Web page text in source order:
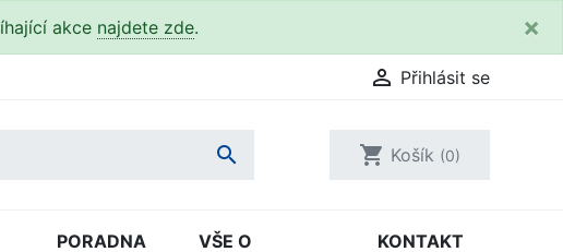
akce najdete zde. ×
 Přihlásit se
 shopping_cart Košík (0)
PORADNA
VŠE O
KONTAKT